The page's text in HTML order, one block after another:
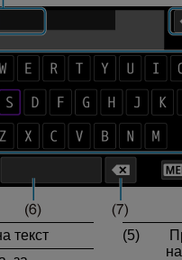
текст
(5)